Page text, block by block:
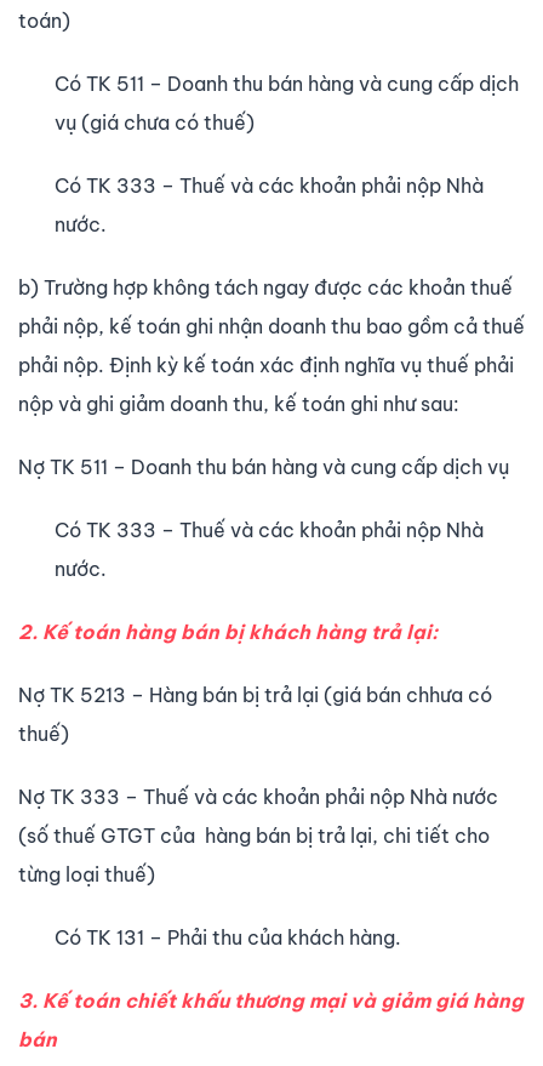
toán)
Có TK 511 – Doanh thu bán hàng và cung cấp dịch
vụ (giá chưa có thuế)
Có TK 333 – Thuế và các khoản phải nộp Nhà
nước.
b) Trường hợp không tách ngay được các khoản thuế
phải nộp, kế toán ghi nhận doanh thu bao gồm cả thuế
phải nộp. Định kỳ kế toán xác định nghĩa vụ thuế phải
nộp và ghi giảm doanh thu, kế toán ghi như sau:
Nợ TK 511 – Doanh thu bán hàng và cung cấp dịch vụ
Có TK 333 – Thuế và các khoản phải nộp Nhà
nước.
2. Kế toán hàng bán bị khách hàng trả lại:
Nợ TK 5213 – Hàng bán bị trả lại (giá bán chhưa có
thuế)
Nợ TK 333 – Thuế và các khoản phải nộp Nhà nước
(số thuế GTGT của hàng bán bị trả lại, chi tiết cho
từng loại thuế)
Có TK 131 – Phải thu của khách hàng.
3. Kế toán chiết khấu thương mại và giảm giá hàng
bán